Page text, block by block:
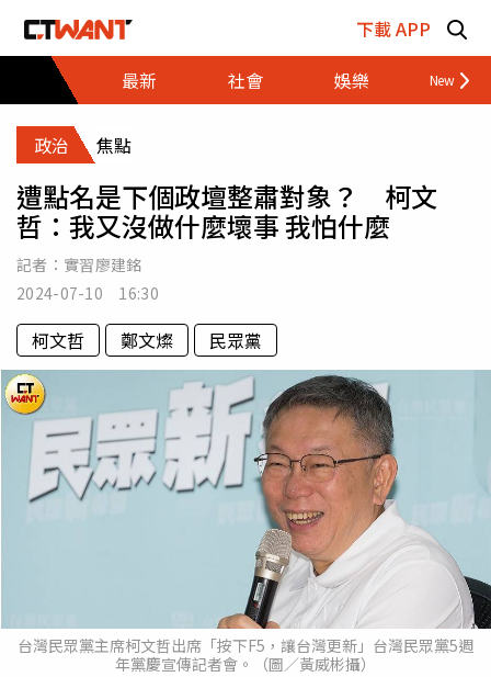
下載 APP
最新
社會 娛樂 財經
政治 焦點
遭點名是下個政壇整肅對象？ 柯文
哲：我又沒做什麼壞事 我怕什麼
記者： 實習廖建銘
2024-07-10 16:30
柯文哲 鄭文燦 民眾黨
台灣民眾黨主席柯文哲出席「按下F5，讓台灣更新」台灣民眾黨5週
年黨慶宣傳記者會。（圖／黃威彬攝）